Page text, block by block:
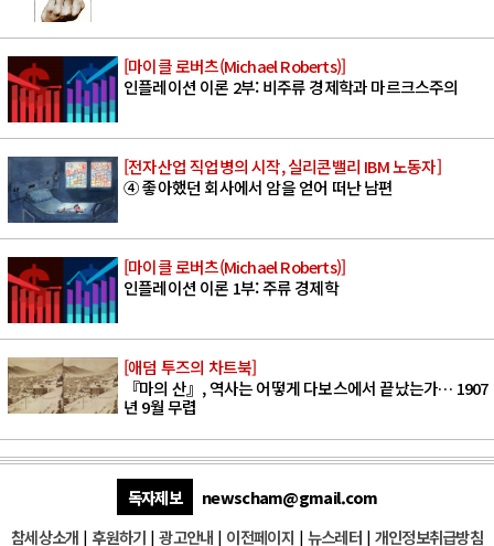
[마이클 로버츠(Michael Roberts)]
인플레이션 이론 2부: 비주류 경제학과 마르크스주의
[전자산업 직업병의 시작, 실리콘밸리 IBM 노동자]
④ 좋아했던 회사에서 암을 얻어 떠난 남편
[마이클 로버츠(Michael Roberts)]
인플레이션 이론 1부: 주류 경제학
[애덤 투즈의 차트북]
『마의 산』, 역사는 어떻게 다보스에서 끝났는가… 1907
년 9월 무렵
독자제보
newscham@gmail.com
참세상소개 | 후원하기 |광고안내 | 이전페이지 | 뉴스레터| 개인정보취급방침